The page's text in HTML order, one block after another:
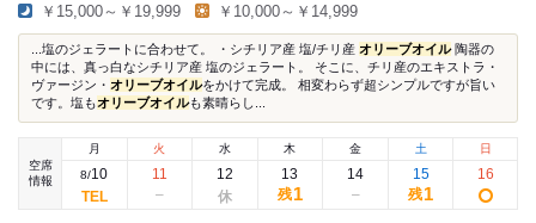
￥15,000～￥19,999 ￥10,000～￥14,999
...塩のジェラートに合わせて。 ・シチリア産 塩/チリ産 オリーブオイル陶器の
中には、真っ白なシチリア産 塩のジェラート。 そこに、チリ産のエキストラ・
ヴァージン・ オリーブオイルをかけて完成。 相変わらず超シンプルですが旨い
です。塩もオリーブオイルも素晴らし...
空席
情報
月
8/10
火
11
水
12
木
13
残1
金
14
土
15
残1
日
16